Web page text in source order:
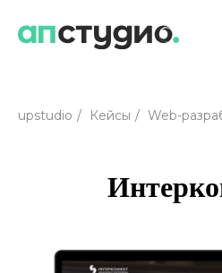
upstudio / Кейсы / Web-